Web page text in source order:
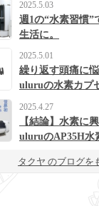
2025.5.03
週1の“水素習慣”
生活に。
2025.5.01
繰り返す頭痛に
uluruの水素カプ
2025.4.27
【結論】水素に
uluruのAP35H水
タクヤ のブログを